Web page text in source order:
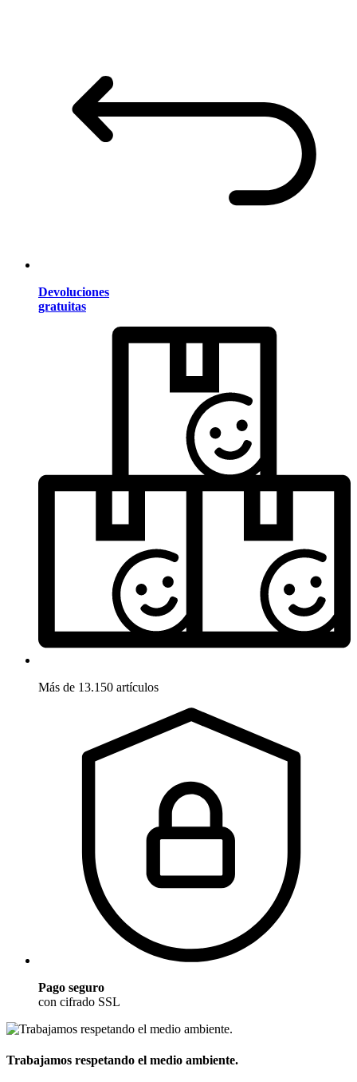
Devoluciones
gratuitas
Más de 13.150 artículos
Pago seguro
con cifrado SSL
Trabajamos respetando el medio ambiente.